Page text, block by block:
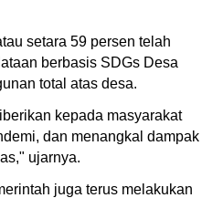
setara 59 persen telah
berbasis SDGs Desa
total atas desa.
kepada masyarakat
dan menangkal dampak
ujarnya.
juga terus melakukan